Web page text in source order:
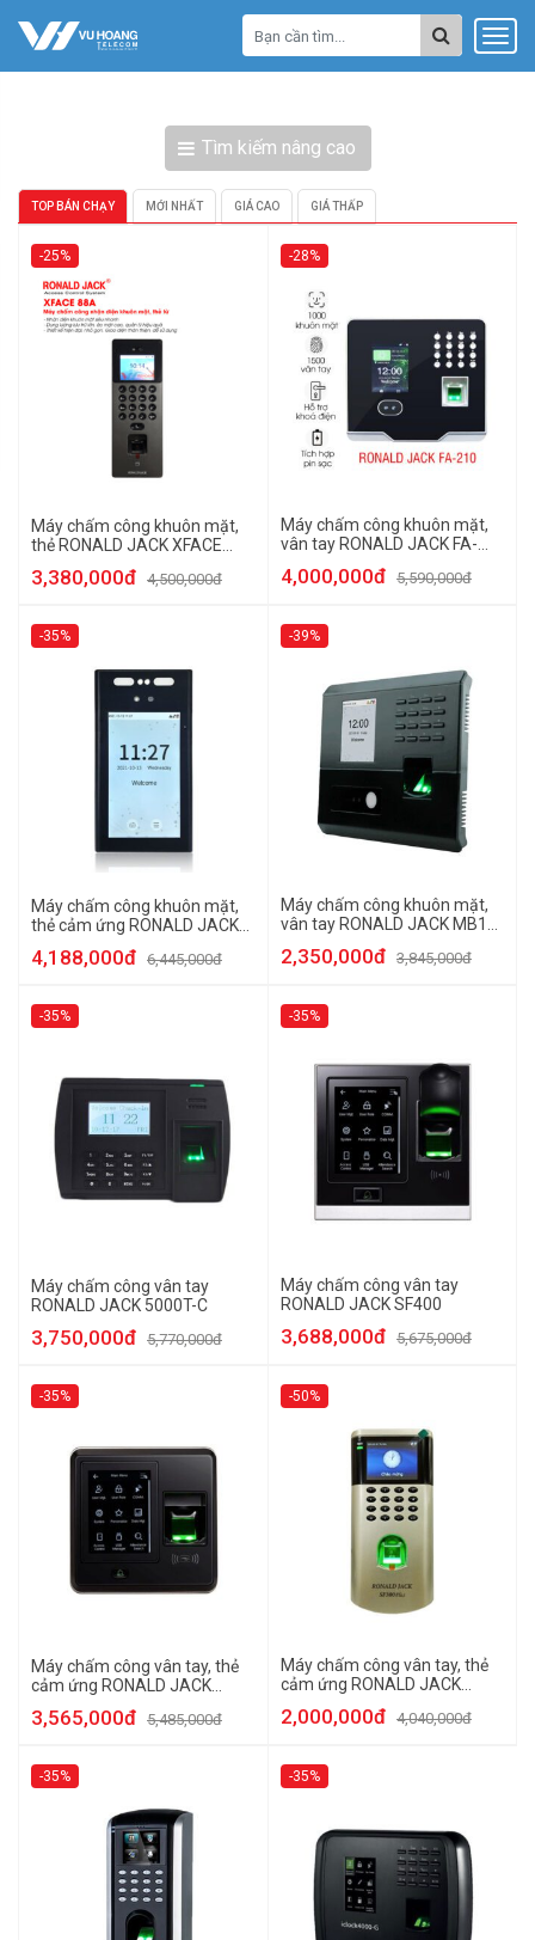
Tìm kiếm nâng cao
TOP BÁN CHẠY MỚI NHẤT GIÁ CAO GIÁ THẤP
-25%
Máy chấm công khuôn mặt,
thẻ RONALD JACK XFACE
3,380,000đ 4,500,000đ
-28%
Máy chấm công khuôn mặt,
vân tay RONALD JACK FA-
4,000,000đ 5,590,000đ
-35%
Máy chấm công khuôn mặt,
thẻ cảm ứng RONALD JACK
4,188,000đ 6,445,000đ
-39%
Máy chấm công khuôn mặt,
vân tay RONALD JACK MB10-
2,350,000đ 3,845,000đ
-35%
Máy chấm công vân tay
RONALD JACK 5000T-C
3,750,000đ 5,770,000đ
-35%
Máy chấm công vân tay
RONALD JACK SF400
3,688,000đ 5,675,000đ
-35%
Máy chấm công vân tay, thẻ
cảm ứng RONALD JACK
3,565,000đ 5,485,000đ
-50%
Máy chấm công vân tay, thẻ
cảm ứng RONALD JACK
2,000,000đ 4,040,000đ
-35% -35%